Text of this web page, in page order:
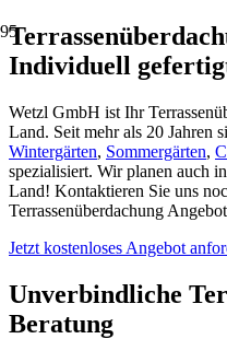
Individuell
Wetzl GmbH ist Ihr
Land. Seit mehr als 20 Jahren
Wintergärten, Sommergärten,
spezialisiert. Wir planen auch
Land! Kontaktieren Sie uns
Terrassenüberdachung
Jetzt kostenloses Angebot
Unverbindliche
Beratung